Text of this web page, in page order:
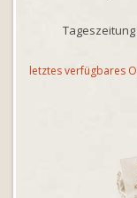
letztes verfügbares